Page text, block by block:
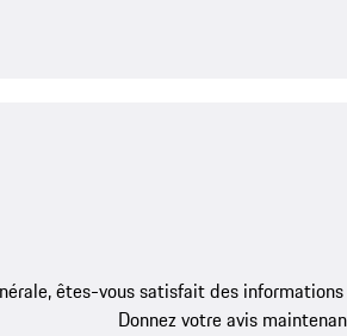
êtes-vous satisfait des
Donnez votre avis